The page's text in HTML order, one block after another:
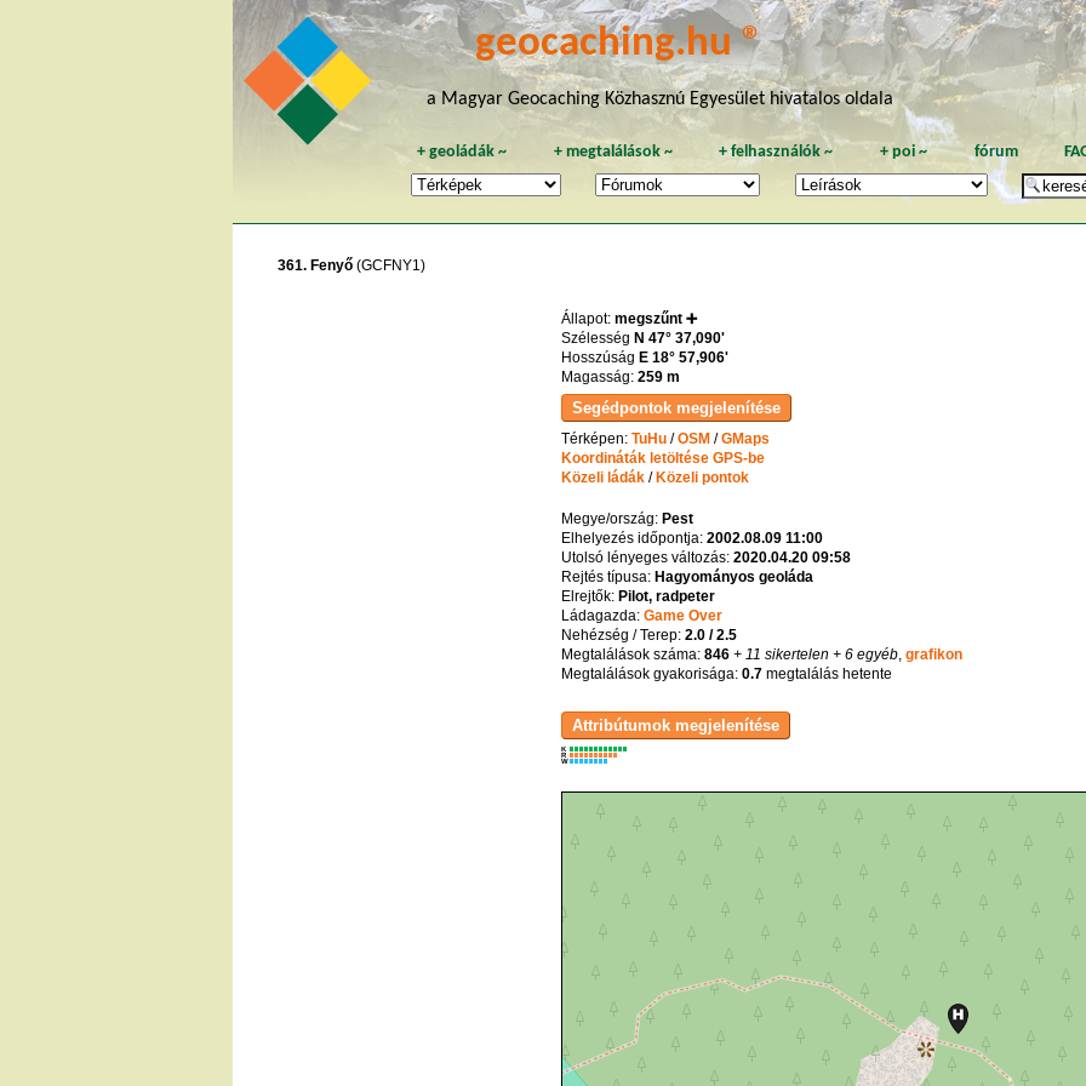
geocaching.hu ®
a Magyar Geocaching Közhasznú Egyesület hivatalos oldala
+geoládák ~ + megtalálások~ +felhasználók ~ + poi~ fórum
361. Fenyő (GCFNY1)
Állapot: megszűnt ➕
Szélesség N 47° 37,090'
Hosszúság E 18° 57,906'
Magasság: 259 m
Térképen: TuHu/OSM/GMaps
Koordináták letöltése GPS-be
Közeli ládák/Közeli pontok
Megye/ország: Pest
Elhelyezés időpontja: 2002.08.09 11:00
Utolsó lényeges változás: 2020.04.20 09:58
Rejtés típusa: Hagyományos geoláda
Elrejtők: Pilot, radpeter
Ládagazda: Game Over
Nehézség / Terep: 2.0 / 2.5
Megtalálások száma: 846+ 11 sikertelen + 6 egyéb, grafikon
Megtalálások gyakorisága: 0.7megtalálás hetente
K
R
W